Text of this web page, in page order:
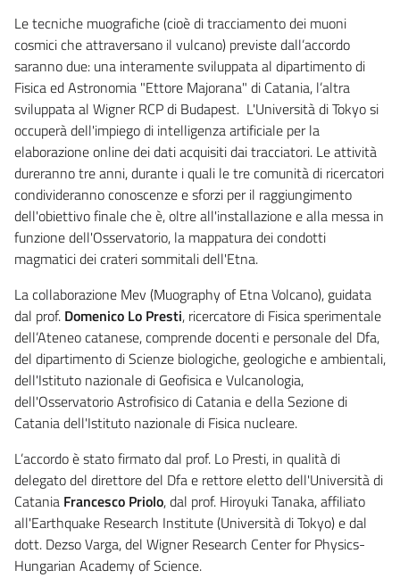
Le tecniche muografiche (cioè di tracciamento dei muoni
cosmici che attraversano il vulcano) previste dall’accordo
saranno due: una interamente sviluppata al dipartimento di
Fisica ed Astronomia "Ettore Majorana" di Catania, l’altra
sviluppata al Wigner RCP di Budapest. L'Università di Tokyo si
occuperà dell'impiego di intelligenza artificiale per la
elaborazione online dei dati acquisiti dai tracciatori. Le attività
dureranno tre anni, durante i quali le tre comunità di ricercatori
condivideranno conoscenze e sforzi per il raggiungimento
dell'obiettivo finale che è, oltre all'installazione e alla messa in
funzione dell'Osservatorio, la mappatura dei condotti
magmatici dei crateri sommitali dell'Etna.
La collaborazione Mev (Muography of Etna Volcano), guidata
dal prof. Domenico Lo Presti, ricercatore di Fisica sperimentale
dell’Ateneo catanese, comprende docenti e personale del Dfa,
del dipartimento di Scienze biologiche, geologiche e ambientali,
dell'Istituto nazionale di Geofisica e Vulcanologia,
dell'Osservatorio Astrofisico di Catania e della Sezione di
Catania dell'Istituto nazionale di Fisica nucleare.
L’accordo è stato firmato dal prof. Lo Presti, in qualità di
delegato del direttore del Dfa e rettore eletto dell'Università di
Catania Francesco Priolo, dal prof. Hiroyuki Tanaka, affiliato
all'Earthquake Research Institute (Università di Tokyo) e dal
dott. Dezso Varga, del Wigner Research Center for Physics-
Hungarian Academy of Science.